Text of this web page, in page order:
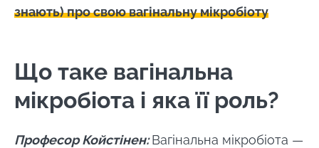
інфекцій?
мікробіоту під час місячних?
знають) про свою вагінальну мікробіоту
Що таке вагінальна
мікробіота і яка її роль?
Професор Койстінен:Вагінальна мікробіота —